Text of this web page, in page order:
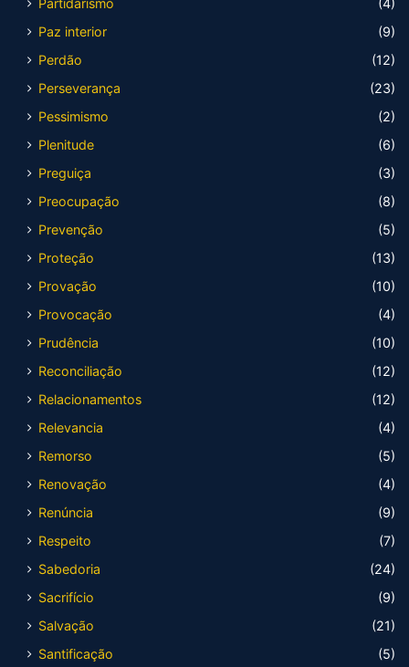
Paz interior
(9)
Perdão
(12)
Perseverança
(23)
Pessimismo
(2)
Plenitude
(6)
Preguiça
(3)
Preocupação
(8)
Prevenção
(5)
Proteção
(13)
Provação
(10)
Provocação
(4)
Prudência
(10)
Reconciliação
(12)
Relacionamentos
(12)
Relevancia
(4)
Remorso
(5)
Renovação
(4)
Renúncia
(9)
Respeito
(7)
Sabedoria
(24)
Sacrifício
(9)
Salvação
(21)
Santificação
(5)